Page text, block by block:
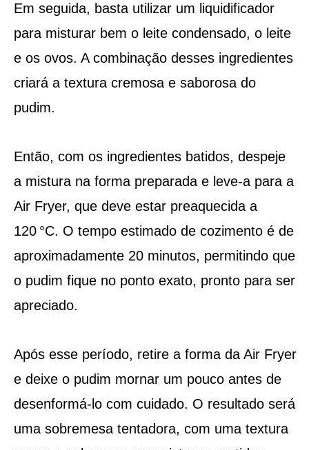
Em seguida, basta utilizar um liquidificador
para misturar bem o leite condensado, o leite
e os ovos. A combinação desses ingredientes
criará a textura cremosa e saborosa do
pudim.
Então, com os ingredientes batidos, despeje
a mistura na forma preparada e leve-a para a
Air Fryer, que deve estar preaquecida a
120 °C. O tempo estimado de cozimento é de
aproximadamente 20 minutos, permitindo que
o pudim fique no ponto exato, pronto para ser
apreciado.
Após esse período, retire a forma da Air Fryer
e deixe o pudim mornar um pouco antes de
desenformá-lo com cuidado. O resultado será
uma sobremesa tentadora, com uma textura